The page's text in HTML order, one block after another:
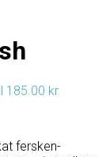
185.00 kr.
fersken-